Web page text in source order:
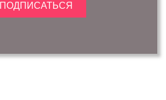
ПОДПИСАТЬСЯ